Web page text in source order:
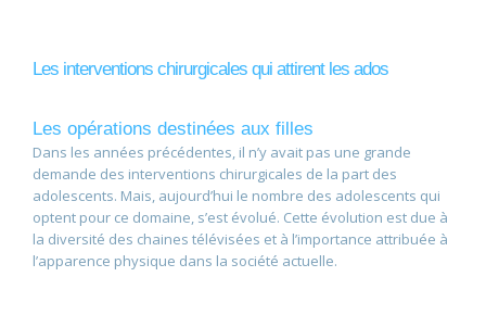
Les interventions chirurgicales qui attirent les ados
Les opérations destinées aux filles
Dans les années précédentes, il n’y avait pas une grande
demande des interventions chirurgicales de la part des
adolescents. Mais, aujourd’hui le nombre des adolescents qui
optent pour ce domaine, s’est évolué. Cette évolution est due à
la diversité des chaines télévisées et à l’importance attribuée à
l’apparence physique dans la société actuelle.